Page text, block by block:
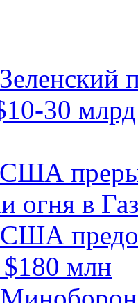
Зеленский
30
США
огня в
США
млн